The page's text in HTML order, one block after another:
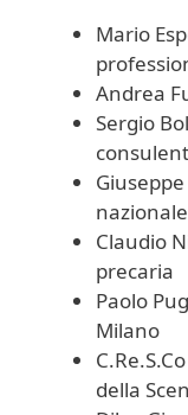
Mario
Andrea
Sergio
Claudio
precaria
Paolo
Milano
della